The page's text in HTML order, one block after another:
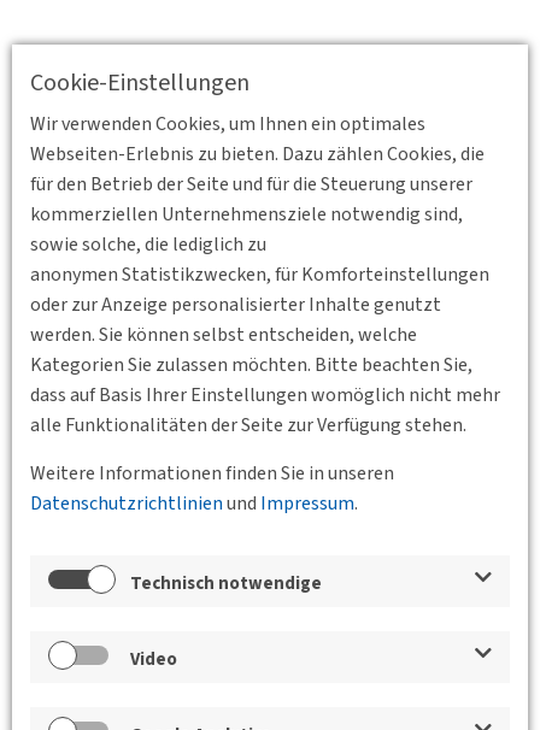
Cookie-Einstellungen
Wir verwenden Cookies, um Ihnen ein optimales
Webseiten-Erlebnis zu bieten. Dazu zählen Cookies, die
für den Betrieb der Seite und für die Steuerung unserer
kommerziellen Unternehmensziele notwendig sind,
sowie solche, die lediglich zu
anonymen Statistikzwecken, für Komforteinstellungen
oder zur Anzeige personalisierter Inhalte genutzt
werden. Sie können selbst entscheiden, welche
Kategorien Sie zulassen möchten. Bitte beachten Sie,
dass auf Basis Ihrer Einstellungen womöglich nicht mehr
alle Funktionalitäten der Seite zur Verfügung stehen.
Weitere Informationen finden Sie in unseren
Datenschutzrichtlinienund Impressum.
Technisch notwendige
Video
Zurück
Veranstaltungen der Bundesgeschäftsstelle,
Der ÖPNV der Zukunft fährt autonom
14.09.2026 17:30 - 19:00
70174 Stuttgart
Dr.-Ing. Dipl.-Kfm. Till Ackermann, Fachbereichsleiter